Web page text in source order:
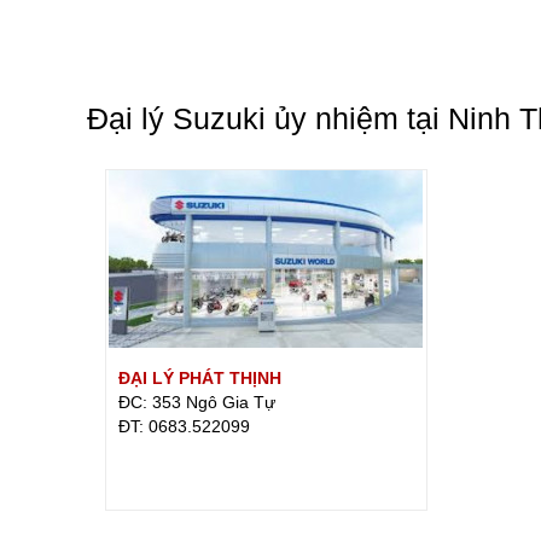
Đại lý Suzuki ủy nhiệm tại Ninh
ĐẠI LÝ PHÁT THỊNH
ĐC: 353 Ngô Gia Tự
ÐT: 0683.522099